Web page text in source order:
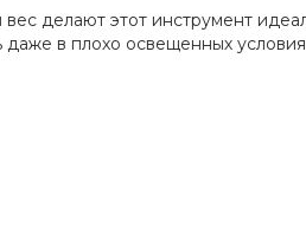
делают этот инструмент
в плохо освещенных